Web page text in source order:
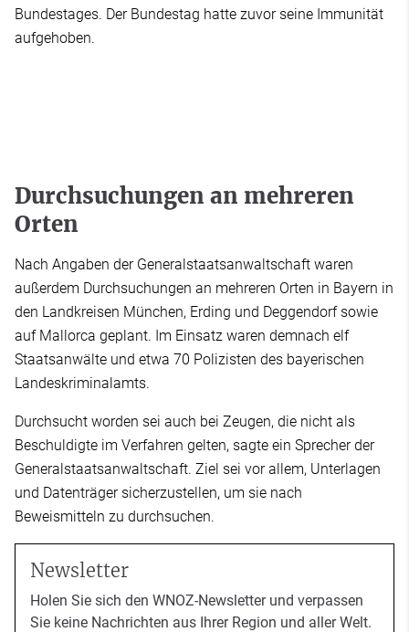
Bundestages. Der Bundestag hatte zuvor seine Immunität
aufgehoben.
Durchsuchungen an mehreren
Orten
Nach Angaben der Generalstaatsanwaltschaft waren
außerdem Durchsuchungen an mehreren Orten in Bayern in
den Landkreisen München, Erding und Deggendorf sowie
auf Mallorca geplant. Im Einsatz waren demnach elf
Staatsanwälte und etwa 70 Polizisten des bayerischen
Landeskriminalamts.
Durchsucht worden sei auch bei Zeugen, die nicht als
Beschuldigte im Verfahren gelten, sagte ein Sprecher der
Generalstaatsanwaltschaft. Ziel sei vor allem, Unterlagen
und Datenträger sicherzustellen, um sie nach
Beweismitteln zu durchsuchen.
Newsletter
Holen Sie sich den WNOZ-Newsletter und verpassen
Sie keine Nachrichten aus Ihrer Region und aller Welt.